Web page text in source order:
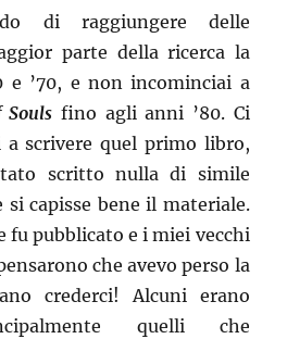
di raggiungere delle
parte della ricerca la
e ’70, e non incominciai a
Souls fino agli anni ’80. Ci
a scrivere quel primo libro,
scritto nulla di simile
si capisse bene il materiale.
fu pubblicato e i miei vecchi
che avevo perso la
crederci! Alcuni erano
quelli che